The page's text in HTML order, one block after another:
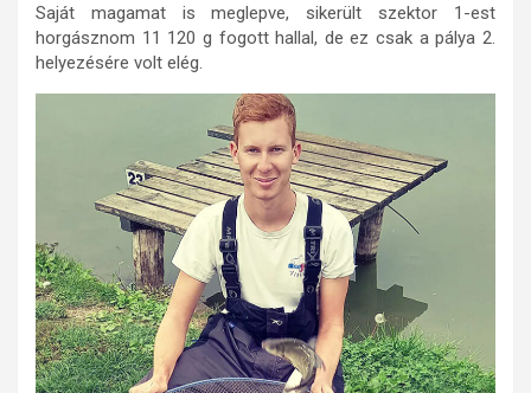
Saját magamat is meglepve, sikerült szektor 1-est
horgásznom 11 120 g fogott hallal, de ez csak a pálya 2.
helyezésére volt elég.